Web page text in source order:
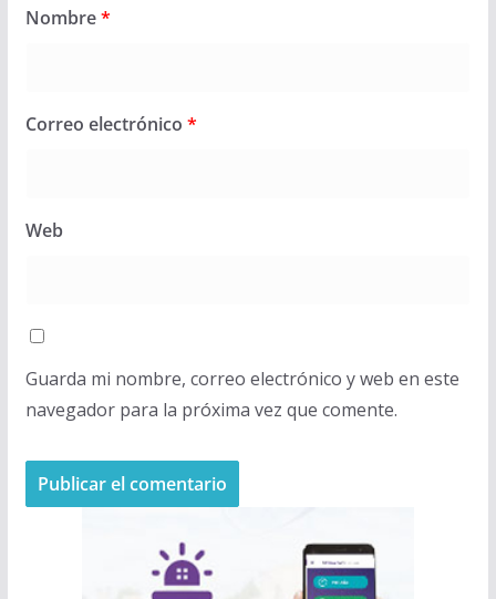
Nombre*
Correo electrónico *
Web
Guarda mi nombre, correo electrónico y web en este
navegador para la próxima vez que comente.